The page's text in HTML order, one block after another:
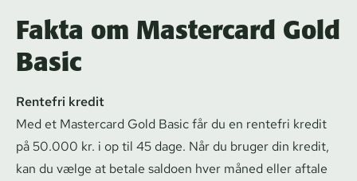
Fakta om Mastercard Gold
Basic
Rentefri kredit
Med et Mastercard Gold Basic får du en rentefri kredit
på 50.000 kr. i op til 45 dage. Når du bruger din kredit,
kan du vælge at betale saldoen hver måned eller aftale